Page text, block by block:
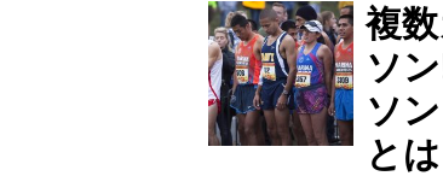
複
ソ
ソ
と